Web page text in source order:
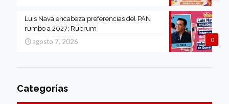
0
Luis Nava encabeza preferencias del PAN
rumbo a 2027: Rubrum
agosto 7, 2026
Categorías